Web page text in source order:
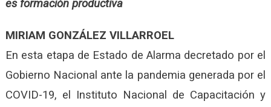
es formación productiva
MIRIAM GONZÁLEZ VILLARROEL
En esta etapa de Estado de Alarma decretado por el
Gobierno Nacional ante la pandemia generada por el
COVID-19, el Instituto Nacional de Capacitación y